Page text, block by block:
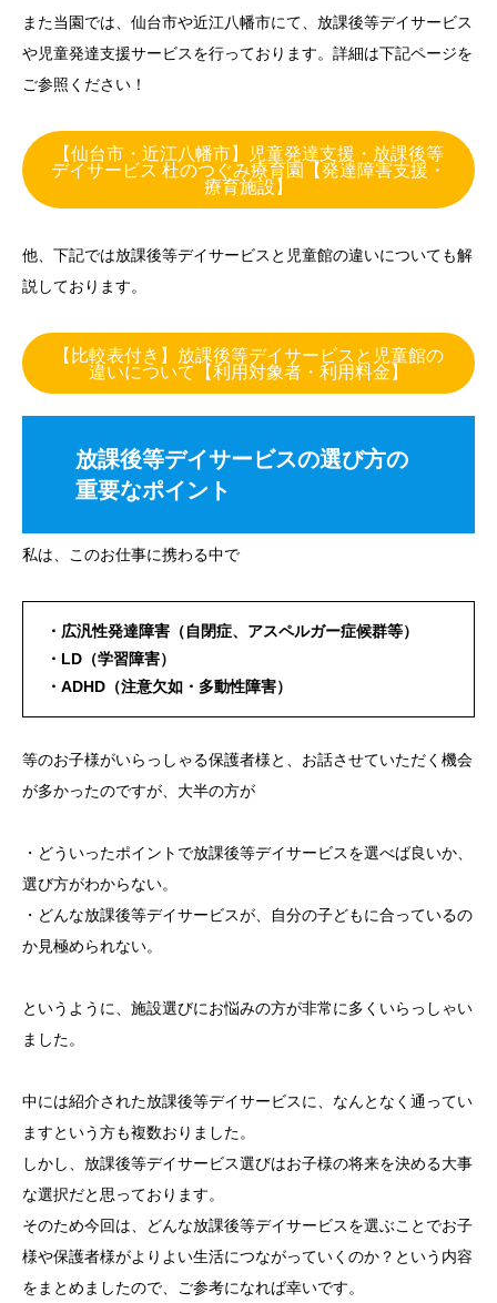
また当園では、仙台市や近江八幡市にて、放課後等デイサービス
や児童発達支援サービスを行っております。詳細は下記ページを
ご参照ください！
【仙台市・近江八幡市】児童発達支援・放課後等
デイサービス 杜のつぐみ療育園【発達障害支援・
療育施設】
他、下記では放課後等デイサービスと児童館の違いについても解
説しております。
【比較表付き】放課後等デイサービスと児童館の
違いについて【利用対象者・利用料金】
放課後等デイサービスの選び方の
重要なポイント
私は、このお仕事に携わる中で
・広汎性発達障害（自閉症、アスペルガー症候群等）
・LD（学習障害）
・ADHD（注意欠如・多動性障害）
等のお子様がいらっしゃる保護者様と、お話させていただく機会
が多かったのですが、大半の方が
・どういったポイントで放課後等デイサービスを選べば良いか、
選び方がわからない。
・どんな放課後等デイサービスが、自分の子どもに合っているの
か見極められない。
というように、施設選びにお悩みの方が非常に多くいらっしゃい
ました。
中には紹介された放課後等デイサービスに、なんとなく通ってい
ますという方も複数おりました。
しかし、放課後等デイサービス選びはお子様の将来を決める大事
な選択だと思っております。
そのため今回は、どんな放課後等デイサービスを選ぶことでお子
様や保護者様がよりよい生活につながっていくのか？という内容
をまとめましたので、ご参考になれば幸いです。